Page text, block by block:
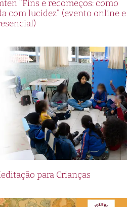
“Fins e recomeços: como
com lucidez” (evento online e
para Crianças